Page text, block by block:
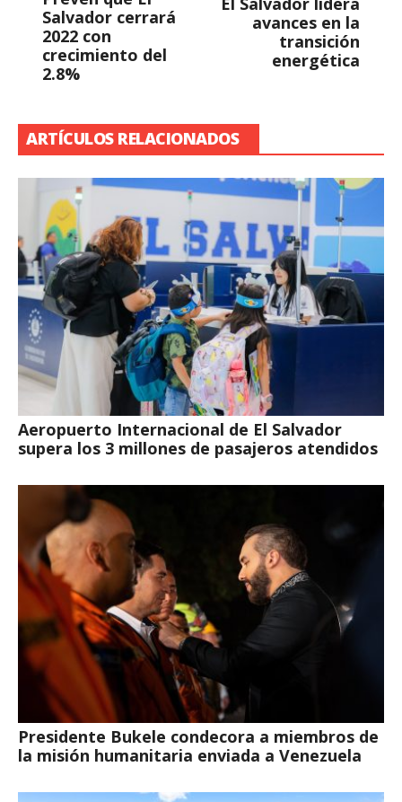
Salvador cerrará
2022 con
crecimiento del
2.8%
avances en la
transición
energética
ARTÍCULOS RELACIONADOS
Aeropuerto Internacional de El Salvador
supera los 3 millones de pasajeros atendidos
Presidente Bukele condecora a miembros de
la misión humanitaria enviada a Venezuela